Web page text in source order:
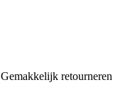
Gemakkelijk retourneren